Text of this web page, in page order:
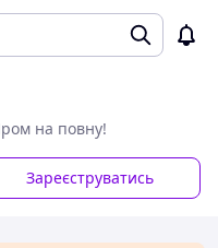
на повну!
Зареєструватись